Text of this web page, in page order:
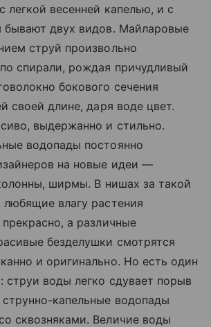
легкой весенней капелью, и с
бывают двух видов. Майларовые
струй произвольно
спирали, рождая причудливый
бокового сечения
своей длине, даря воде цвет.
выдержанно и стильно.
водопады постоянно
на новые идеи —
ширмы. В нишах за такой
любящие влагу растения
а различные
безделушки смотрятся
и оригинально. Но есть один
воды легко сдувает порыв
капельные водопады
сквозняками. Величие воды